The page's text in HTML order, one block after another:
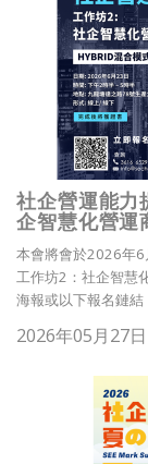
社企營運能力
企智慧化營運
本會將會於2026年6
工作坊2：社企智慧
海報或以下報名鏈結
2026年05月27日